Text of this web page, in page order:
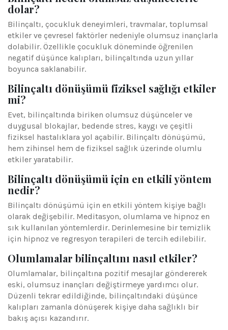
dolar?
Bilinçaltı, çocukluk deneyimleri, travmalar, toplumsal
etkiler ve çevresel faktörler nedeniyle olumsuz inançlarla
dolabilir. Özellikle çocukluk döneminde öğrenilen
negatif düşünce kalıpları, bilinçaltında uzun yıllar
boyunca saklanabilir.
Bilinçaltı dönüşümü fiziksel sağlığı etkiler
mi?
Evet, bilinçaltında biriken olumsuz düşünceler ve
duygusal blokajlar, bedende stres, kaygı ve çeşitli
fiziksel hastalıklara yol açabilir. Bilinçaltı dönüşümü,
hem zihinsel hem de fiziksel sağlık üzerinde olumlu
etkiler yaratabilir.
Bilinçaltı dönüşümü için en etkili yöntem
nedir?
Bilinçaltı dönüşümü için en etkili yöntem kişiye bağlı
olarak değişebilir. Meditasyon, olumlama ve hipnoz en
sık kullanılan yöntemlerdir. Derinlemesine bir temizlik
için hipnoz ve regresyon terapileri de tercih edilebilir.
Olumlamalar bilinçaltını nasıl etkiler?
Olumlamalar, bilinçaltına pozitif mesajlar göndererek
eski, olumsuz inançları değiştirmeye yardımcı olur.
Düzenli tekrar edildiğinde, bilinçaltındaki düşünce
kalıpları zamanla dönüşerek kişiye daha sağlıklı bir
bakış açısı kazandırır.